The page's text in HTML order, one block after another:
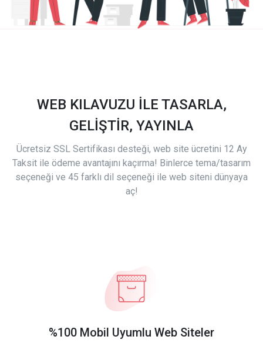
WEB KILAVUZU İLE TASARLA,
GELİŞTİR, YAYINLA
Ücretsiz SSL Sertifikası desteği, web site ücretini 12 Ay
Taksit ile ödeme avantajını kaçırma! Binlerce tema/tasarım
seçeneği ve 45 farklı dil seçeneği ile web siteni dünyaya
aç!
%100 Mobil Uyumlu Web Siteler